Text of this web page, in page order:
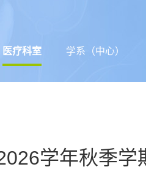
医疗科室 学系（中心）
学年秋季